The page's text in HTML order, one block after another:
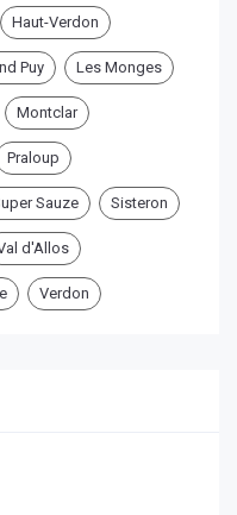
Haut-Verdon
Puy Les Monges
Montclar
Praloup
Sauze Sisteron
d'Allos
Verdon